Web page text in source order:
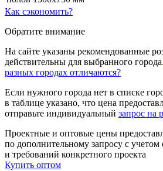
Как сэкономить?
Обратите внимание
На сайте указаны рекомендованные
действительны для выбранного города.
разных городах отличаются?
Если нужного города нет в списке
в таблице указано, что цена
отправьте индивидуальный запрос на
Проектные и оптовые цены
по дополнительному запросу с учетом
и требований конкретного проекта
Купить оптом